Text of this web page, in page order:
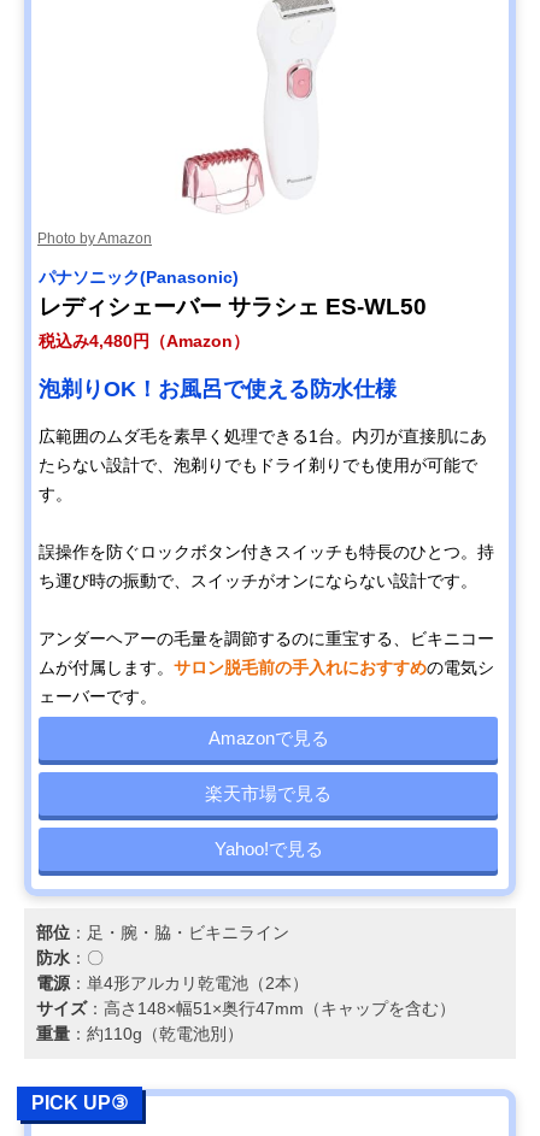
Photo by Amazon
パナソニック(Panasonic)
レディシェーバー サラシェ ES-WL50
税込み4,480円（Amazon）
泡剃りOK！お風呂で使える防水仕様
広範囲のムダ毛を素早く処理できる1台。内刃が直接肌にあ
たらない設計で、泡剃りでもドライ剃りでも使用が可能で
す。
誤操作を防ぐロックボタン付きスイッチも特長のひとつ。持
ち運び時の振動で、スイッチがオンにならない設計です。
アンダーヘアーの毛量を調節するのに重宝する、ビキニコー
ムが付属します。 サロン脱毛前の手入れにおすすめの電気シ
ェーバーです。
Amazonで見る
楽天市場で見る
Yahoo!で見る
部位 ：足・腕・脇・ビキニライン
防水 ：〇
電源：単4形アルカリ乾電池（2本）
サイズ：高さ148×幅51×奥行47mm（キャップを含む）
重量 ：約110g（乾電池別）
PICK UP③